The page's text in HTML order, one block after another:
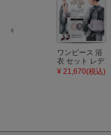
ワンピース 浴
衣 セット レデ
ィース 吸水速
乾 ポリエステ
タン・夜の葉
¥ 21,670(税込)